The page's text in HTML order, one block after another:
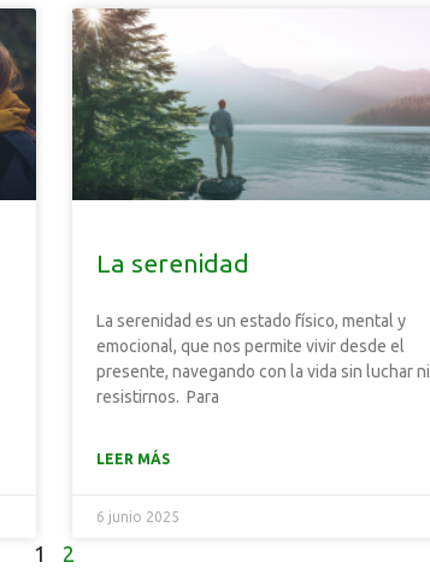
La serenidad
La serenidad es un estado físico, mental y
emocional, que nos permite vivir desde el
presente, navegando con la vida sin luchar ni
resistirnos. Para
LEER MÁS
6 junio 2025
1 2